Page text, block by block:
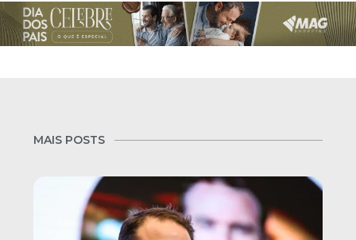
MAIS POSTS